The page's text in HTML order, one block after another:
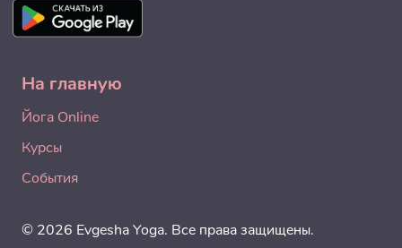
На главную
Йога Online
Курсы
События
© 2026 Evgesha Yoga. Все права защищены.